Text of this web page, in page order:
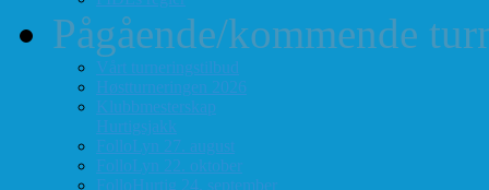
Pågående/kommende
Vårt turneringstilbud
Høstturneringen 2026
Klubbmesterskap
Hurtigsjakk
FolloLyn 27. august
FolloLyn 22. oktober
FolloHurtig 24. september